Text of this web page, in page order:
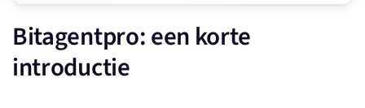
Bitagentpro: een korte
introductie